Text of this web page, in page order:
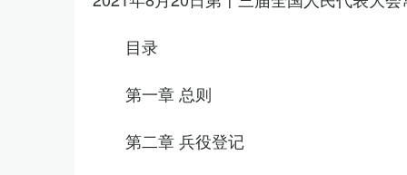
目录
第一章 总则
第二章 兵役登记